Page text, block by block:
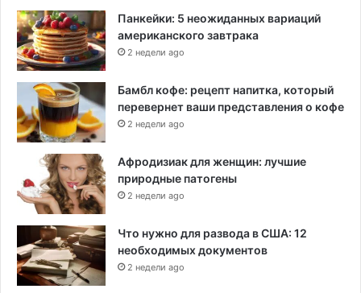
Панкейки: 5 неожиданных вариаций
американского завтрака
2 недели ago
Бамбл кофе: рецепт напитка, который
перевернет ваши представления о кофе
2 недели ago
Афродизиак для женщин: лучшие
природные патогены
2 недели ago
Что нужно для развода в США: 12
необходимых документов
2 недели ago